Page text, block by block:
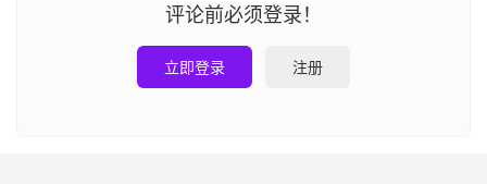
评论前必须登录！
立即登录 注册